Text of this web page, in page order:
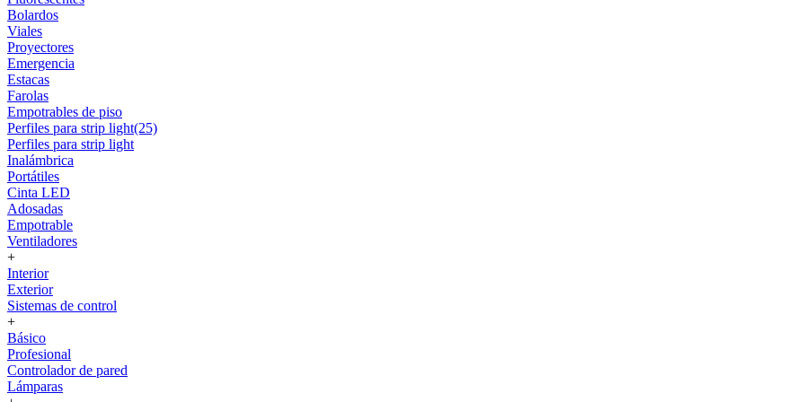
Bolardos
Viales
Proyectores
Emergencia
Estacas
Farolas
Empotrables de piso
Perfiles para strip light(25)
Perfiles para strip light
Inalámbrica
Portátiles
Cinta LED
Adosadas
Empotrable
Ventiladores
+
Interior
Exterior
Sistemas de control
+
Básico
Profesional
Controlador de pared
Lámparas